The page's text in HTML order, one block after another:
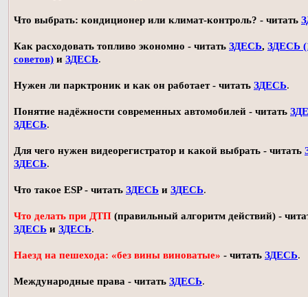
Что выбрать: кондиционер или климат-контроль? - читать
Как расходовать топливо экономно - читать ЗДЕСЬ, ЗДЕСЬ
советов) и ЗДЕСЬ.
Нужен ли парктроник и как он работает - читать ЗДЕСЬ.
Понятие надёжности современных автомобилей - читать
ЗДЕСЬ.
Для чего нужен видеорегистратор и какой выбрать - читать
ЗДЕСЬ.
Что такое ESP - читать ЗДЕСЬ и ЗДЕСЬ.
Что делать при ДТП (правильный алгоритм действий) -
ЗДЕСЬ и ЗДЕСЬ.
Наезд на пешехода: «без вины виноватые» - читать ЗДЕСЬ.
Международные права - читать ЗДЕСЬ.